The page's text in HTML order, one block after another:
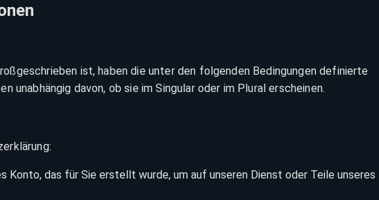
ist, haben die unter den folgenden Bedingungen definierte
unabhängig davon, ob sie im Singular oder im Plural erscheinen.
Konto, das für Sie erstellt wurde, um auf unseren Dienst oder Teile unseres